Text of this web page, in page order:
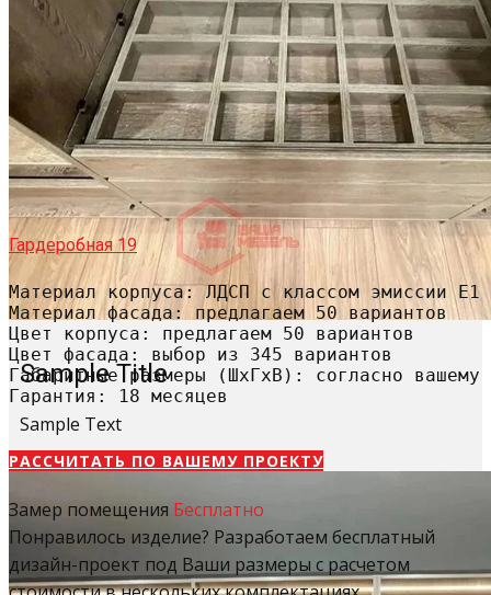
Sample Title
Sample Text
Гардеробная 19
Материал корпуса: ЛДСП с классом эмиссии Е1
Материал фасада: предлагаем 50 вариантов
Цвет корпуса: предлагаем 50 вариантов
Цвет фасада: выбор из 345 вариантов
Габаритные размеры (ШхГхВ): согласно вашему
Гарантия: 18 месяцев
РАССЧИТАТЬ​ ПО ВАШЕМУ ПРОЕКТУ
Замер помещения Бесплатно
Понравилось изделие? Разработаем бесплатный
дизайн-проект под Ваши размеры с расчетом